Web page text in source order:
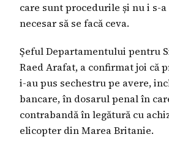
care sunt procedurile și nu i s-
necesar să se facă ceva.
Şeful Departamentului pentru
Raed Arafat, a confirmat joi că
i-au pus sechestru pe avere,
bancare, în dosarul penal în
contrabandă în legătură cu
elicopter din Marea Britanie.